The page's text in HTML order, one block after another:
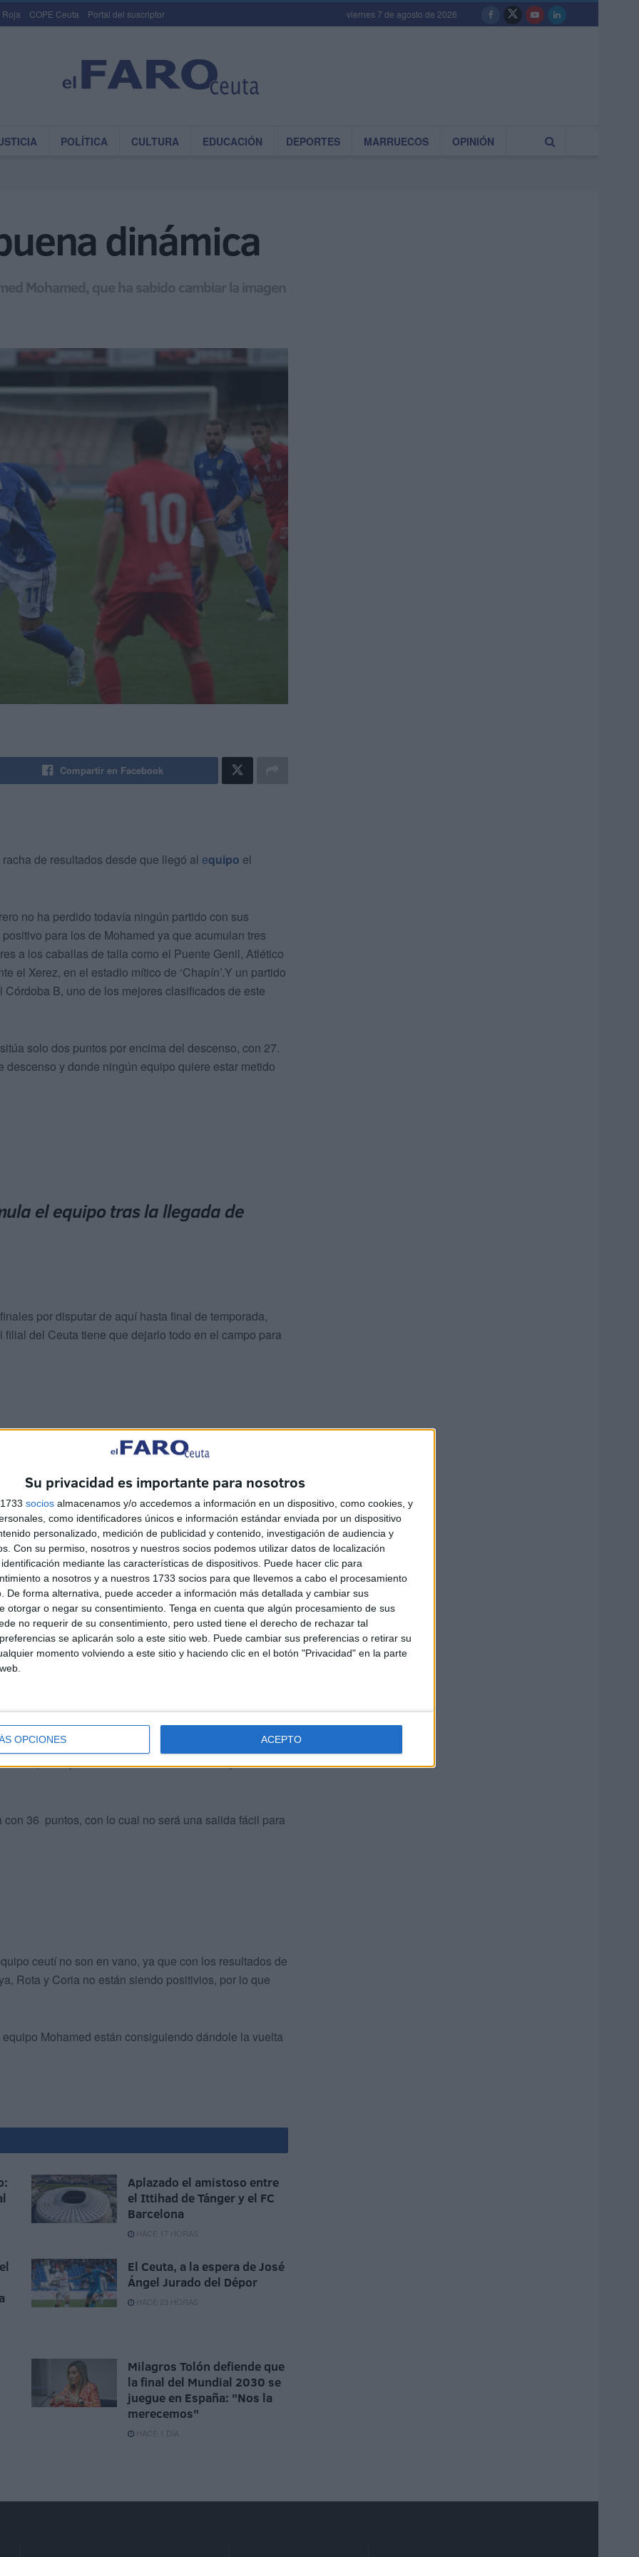
Su privacidad es importante para nosotros
socios almacenamos y/o accedemos a información en un dispositivo, como cookies, y
como identificadores únicos e información estándar enviada por un dispositivo
personalizado, medición de publicidad y contenido, investigación de audiencia y
Con su permiso, nosotros y nuestros socios podemos utilizar datos de localización
mediante las características de dispositivos. Puede hacer clic para
a nosotros y a nuestros 1733 socios para que llevemos a cabo el procesamiento
De forma alternativa, puede acceder a información más detallada y cambiar sus
otorgar o negar su consentimiento. Tenga en cuenta que algún procesamiento de sus
no requerir de su consentimiento, pero usted tiene el derecho de rechazar tal
se aplicarán solo a este sitio web. Puede cambiar sus preferencias o retirar su
momento volviendo a este sitio y haciendo clic en el botón "Privacidad" en la parte
OPCIONES ACEPTO
Roja COPE Ceuta Portal del suscriptor viernes 7 de agosto de 2026
POLÍTICA CULTURA EDUCACIÓN DEPORTES MARRUECOS OPINIÓN
dinámica
Mohamed, que ha sabido cambiar la imagen
Compartir en Facebook
de resultados desde que llegó al equipo el
no ha perdido todavía ningún partido con sus
para los de Mohamed ya que acumulan tres
a los caballas de talla como el Puente Genil, Atlético
el Xerez, en el estadio mítico de ‘Chapín’.Y un partido
B, uno de los mejores clasificados de este
solo dos puntos por encima del descenso, con 27.
y donde ningún equipo quiere estar metido
el equipo tras la llegada de
por disputar de aquí hasta final de temporada,
del Ceuta tiene que dejarlo todo en el campo para
para el devenir de los caballas en la clasificación.
el próximo sábado 11 de marzo a las 16.30 horas.
tres puntos por encima de los ceutíes, por lo que los
más igualado posible.
liga, y los ceutíes están a dos del
localidad sevillana de Gerena. Un pueblo que seguro
es el pueblo natal del entrenador del primer
36 puntos, con lo cual no será una salida fácil para
ceutí no son en vano, ya que con los resultados de
Rota y Coria no están siendo positivios, por lo que
Mohamed están consiguiendo dándole la vuelta
Aplazado el amistoso entre
el Ittihad de Tánger y el FC
Barcelona
HACE 17 HORAS
El Ceuta, a la espera de José
Ángel Jurado del Dépor
HACE 23 HORAS
Milagros Tolón defiende que
la final del Mundial 2030 se
juegue en España: "Nos la
merecemos"
HACE 1 DÍA